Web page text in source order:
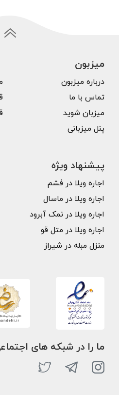
میزبون
درباره میزبون
تماس با ما
میزبان شوید
پنل میزبانی
پیشنهاد ویژه
اجاره ویلا در فشم
اجاره ویلا در ماسال
اجاره ویلا در نمک آبرود
اجاره ویلا در متل قو
منزل مبله در شیراز
ما را در شبکه های